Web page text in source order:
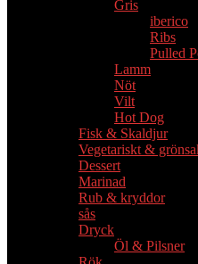
Gris
iberico
Ribs
Pulled
Lamm
Nöt
Vilt
Hot Dog
Fisk & Skaldjur
Vegetariskt &
Dessert
Marinad
Rub & kryddor
sås
Dryck
Öl & Pilsner